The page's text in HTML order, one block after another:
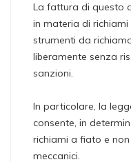
La fattura di questo
in materia di
strumenti da
liberamente senza
sanzioni.
In particolare, la
consente, in
richiami a fiato e
meccanici.